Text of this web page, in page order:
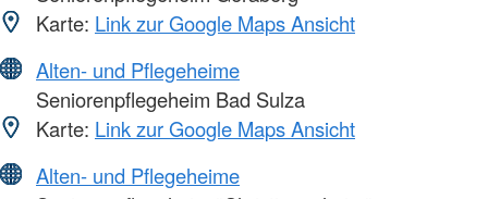
Karte: Link zur Google Maps Ansicht
Alten- und Pflegeheime
Seniorenpflegeheim Bad Sulza
Karte: Link zur Google Maps Ansicht
Alten- und Pflegeheime